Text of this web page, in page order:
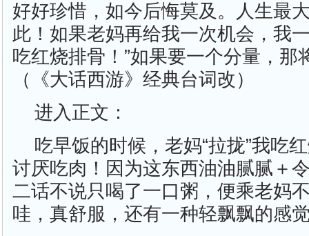
好好珍惜，如今后悔莫及。人生最
此！如果老妈再给我一次机会，我
吃红烧排骨！”如果要一个分量，那
（《大话西游》经典台词改）
进入正文：
吃早饭的时候，老妈“拉拢”我吃
讨厌吃肉！因为这东西油油腻腻＋
二话不说只喝了一口粥，便乘老妈
哇，真舒服，还有一种轻飘飘的感